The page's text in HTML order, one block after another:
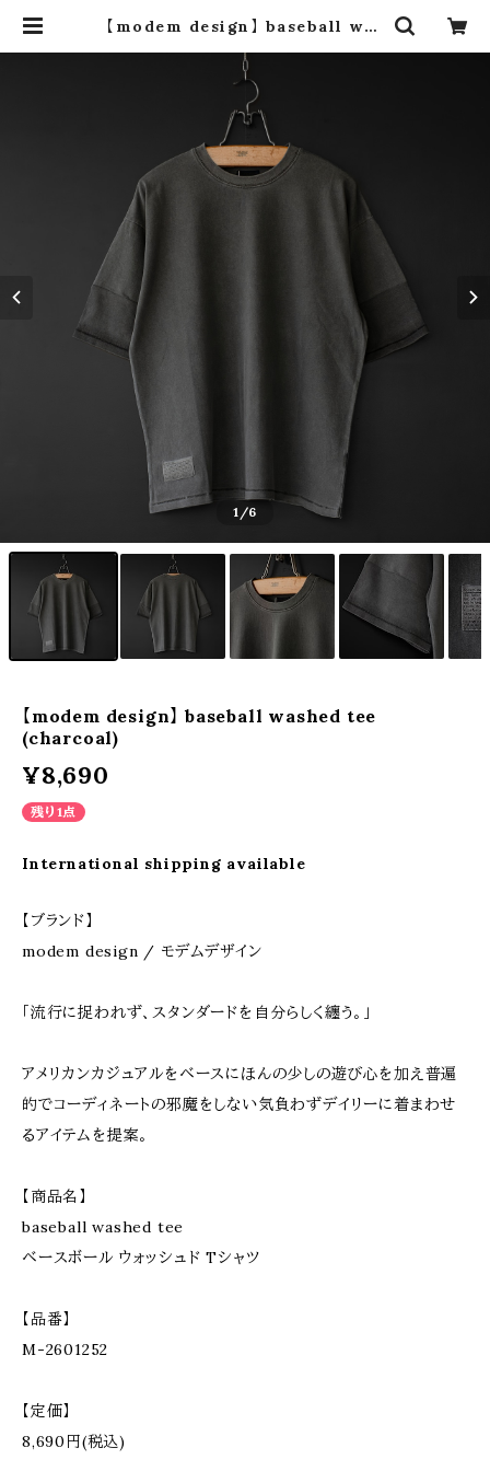
【modem design】 baseball was
1 /6
【modem design】 baseball washed tee
(charcoal)
¥8,690
残り1点
International shipping available
【ブランド】
modem design / モデムデザイン
「流行に捉われず、スタンダードを自分らしく纏う。」
アメリカンカジュアルをベースにほんの少しの遊び心を加え普遍
的でコーディネートの邪魔をしない気負わずデイリーに着まわせ
るアイテムを提案。
【商品名】
baseball washed tee
ベースボール ウォッシュド Tシャツ
【品番】
M-2601252
【定価】
8,690円(税込)